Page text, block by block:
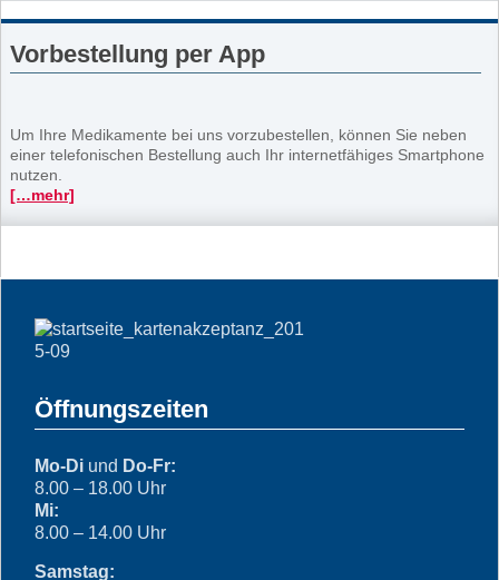
Vorbestellung per App
Um Ihre Medikamente bei uns vorzubestellen, können Sie neben
einer telefonischen Bestellung auch Ihr internetfähiges Smartphone
nutzen.
[…mehr]
Öffnungszeiten
Mo-Di und Do-Fr:
8.00 – 18.00 Uhr
Mi:
8.00 – 14.00 Uhr
Samstag: